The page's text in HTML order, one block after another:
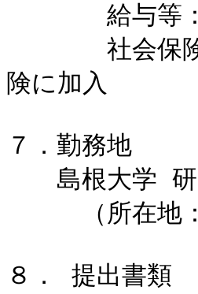
給与等：本
社会保険：
険に加入
７．勤務地
島根大学 研
（所在地：
８． 提出書類